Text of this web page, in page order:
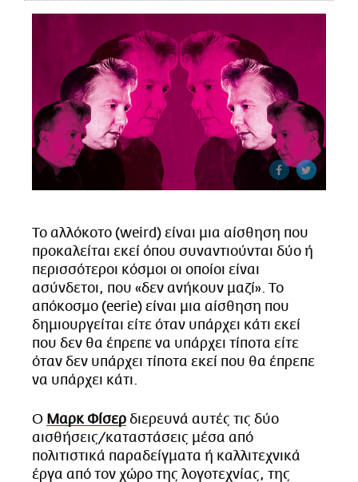
CITY GUIDE
Το αλλόκοτο (weird) είναι μια αίσθηση που
προκαλείται εκεί όπου συναντιούνται δύο ή
περισσότεροι κόσμοι οι οποίοι είναι
ασύνδετοι, που «δεν ανήκουν μαζί». Το
απόκοσμο (eerie) είναι μια αίσθηση που
δημιουργείται είτε όταν υπάρχει κάτι εκεί
που δεν θα έπρεπε να υπάρχει τίποτα είτε
όταν δεν υπάρχει τίποτα εκεί που θα έπρεπε
να υπάρχει κάτι.
Ο Μαρκ Φίσερ διερευνά αυτές τις δύο
αισθήσεις/καταστάσεις μέσα από
πολιτιστικά παραδείγματα ή καλλιτεχνικά
έργα από τον χώρο της λογοτεχνίας, της